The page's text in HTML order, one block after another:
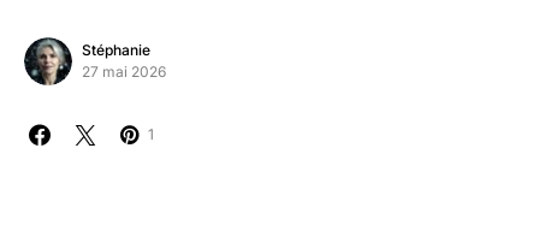
Stéphanie
27 mai 2026
1